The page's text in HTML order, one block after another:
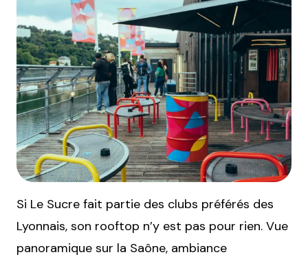
Si Le Sucre fait partie des clubs préférés des
Lyonnais, son rooftop n’y est pas pour rien. Vue
panoramique sur la Saône, ambiance